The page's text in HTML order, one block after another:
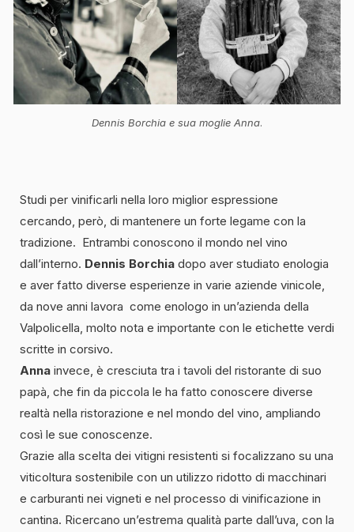
Dennis Borchia e sua moglie Anna.
Studi per vinificarli nella loro miglior espressione
cercando, però, di mantenere un forte legame con la
tradizione. Entrambi conoscono il mondo nel vino
dall’interno. Dennis Borchia dopo aver studiato enologia
e aver fatto diverse esperienze in varie aziende vinicole,
da nove anni lavora come enologo in un’azienda della
Valpolicella, molto nota e importante con le etichette verdi
scritte in corsivo.
Anna invece, è cresciuta tra i tavoli del ristorante di suo
papà, che fin da piccola le ha fatto conoscere diverse
realtà nella ristorazione e nel mondo del vino, ampliando
così le sue conoscenze.
Grazie alla scelta dei vitigni resistenti si focalizzano su una
viticoltura sostenibile con un utilizzo ridotto di macchinari
e carburanti nei vigneti e nel processo di vinificazione in
cantina. Ricercano un’estrema qualità parte dall’uva, con la